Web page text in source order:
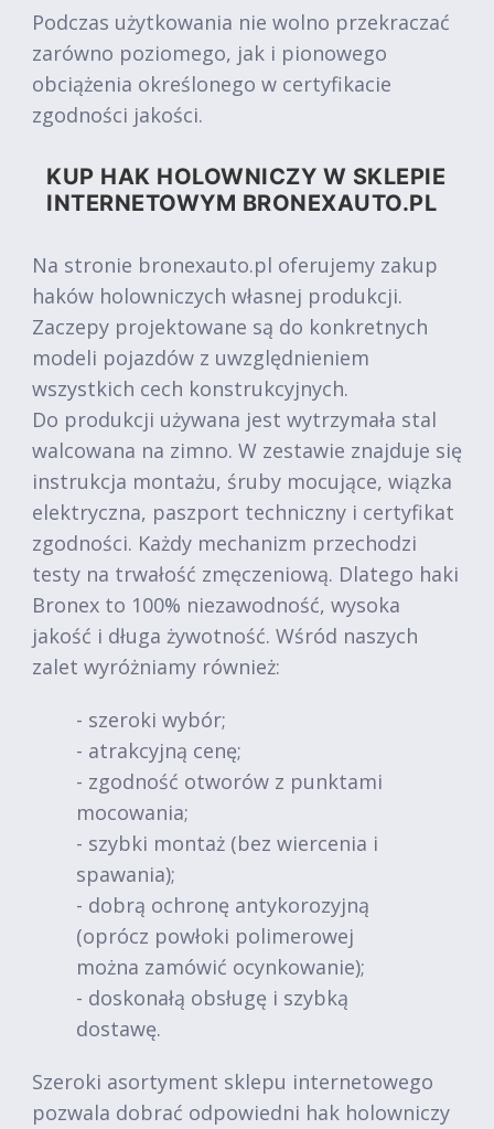
Podczas użytkowania nie wolno przekraczać
zarówno poziomego, jak i pionowego
obciążenia określonego w certyfikacie
zgodności jakości.
KUP HAK HOLOWNICZY W SKLEPIE
INTERNETOWYM BRONEXAUTO.PL
Na stronie bronexauto.pl oferujemy zakup
haków holowniczych własnej produkcji.
Zaczepy projektowane są do konkretnych
modeli pojazdów z uwzględnieniem
wszystkich cech konstrukcyjnych.
Do produkcji używana jest wytrzymała stal
walcowana na zimno. W zestawie znajduje się
instrukcja montażu, śruby mocujące, wiązka
elektryczna, paszport techniczny i certyfikat
zgodności. Każdy mechanizm przechodzi
testy na trwałość zmęczeniową. Dlatego haki
Bronex to 100% niezawodność, wysoka
jakość i długa żywotność. Wśród naszych
zalet wyróżniamy również:
- szeroki wybór;
- atrakcyjną cenę;
- zgodność otworów z punktami
mocowania;
- szybki montaż (bez wiercenia i
spawania);
- dobrą ochronę antykorozyjną
(oprócz powłoki polimerowej
można zamówić ocynkowanie);
- doskonałą obsługę i szybką
dostawę.
Szeroki asortyment sklepu internetowego
pozwala dobrać odpowiedni hak holowniczy